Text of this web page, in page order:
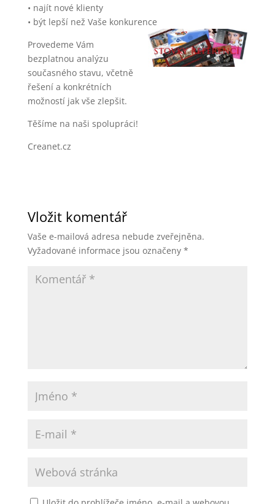
• najít nové klienty
• být lepší než Vaše konkurence
Provedeme Vám
bezplatnou analýzu
současného stavu, včetně
řešení a konkrétních
možností jak vše zlepšit.
Těšíme na naši spolupráci!
Creanet.cz
Vložit komentář
Vaše e-mailová adresa nebude zveřejněna.
Vyžadované informace jsou označeny *